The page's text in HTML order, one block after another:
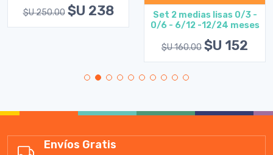
$U 250.00 $U 238
Set 2 medias lisas 0/3 -
0/6 - 6/12 -12/24 meses
$U 160.00 $U 152
Envíos Gratis